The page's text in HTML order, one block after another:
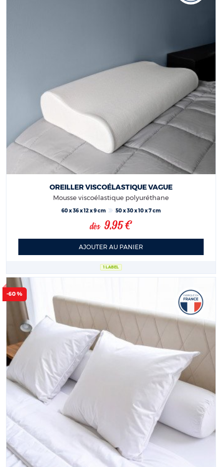
1 LABEL
OREILLER VISCOÉLASTIQUE VAGUE
Mousse viscoélastique polyuréthane
60 x 36 x 12 x 9 cm 50 x 30 x 10 x 7 cm
dès 9,95 €
AJOUTER AU PANIER
-60 %